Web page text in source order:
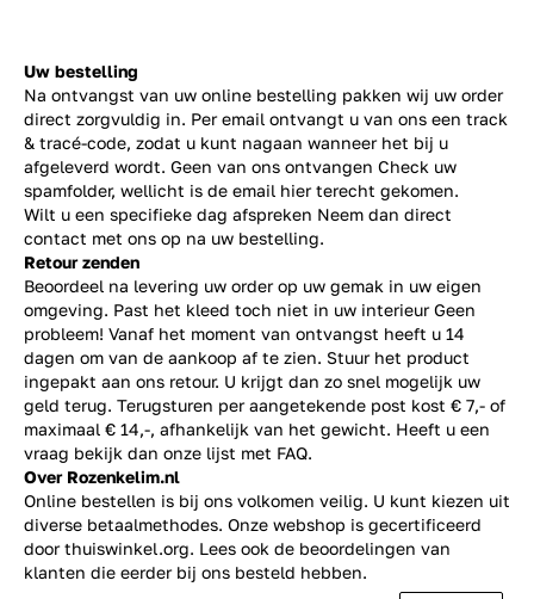
Uw bestelling
Na ontvangst van uw online bestelling pakken wij uw order
direct zorgvuldig in. Per email ontvangt u van ons een track
& tracé-code, zodat u kunt nagaan wanneer het bij u
afgeleverd wordt. Geen van ons ontvangen Check uw
spamfolder, wellicht is de email hier terecht gekomen.
Wilt u een specifieke dag afspreken Neem dan direct
contact met ons op na uw bestelling.
Retour zenden
Beoordeel na levering uw order op uw gemak in uw eigen
omgeving. Past het kleed toch niet in uw interieur Geen
probleem! Vanaf het moment van ontvangst heeft u 14
dagen om van de aankoop af te zien. Stuur het product
ingepakt aan ons retour. U krijgt dan zo snel mogelijk uw
geld terug. Terugsturen per aangetekende post kost € 7,- of
maximaal € 14,-, afhankelijk van het gewicht. Heeft u een
vraag bekijk dan onze lijst met FAQ.
Over Rozenkelim.nl
Online bestellen is bij ons volkomen veilig. U kunt kiezen uit
diverse betaalmethodes. Onze webshop is gecertificeerd
door thuiswinkel.org. Lees ook de beoordelingen van
klanten die eerder bij ons besteld hebben.